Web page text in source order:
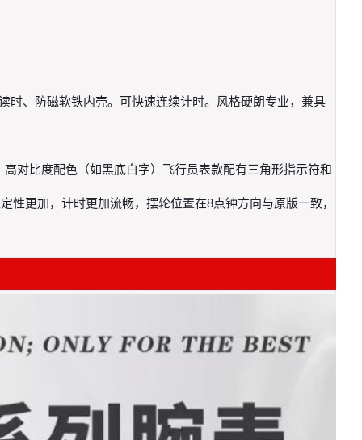
时、防磁软铁内壳。可快速连续计时。风格硬朗专业，兼具
对比度配色（如黑底白字）飞行员表款配有三角形指示符和
更加，计时更加流畅，摆轮位置在8点钟方向与原版一致，